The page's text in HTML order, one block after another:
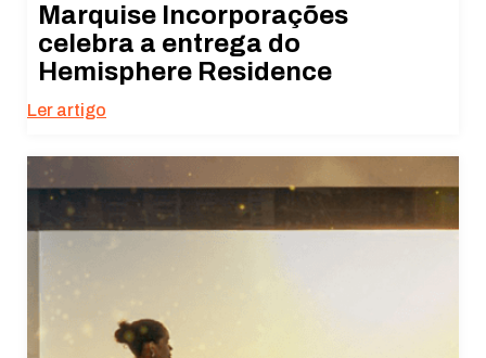
Marquise Incorporações
celebra a entrega do
Hemisphere Residence
Ler artigo
Necessário
Esses cookies
não são